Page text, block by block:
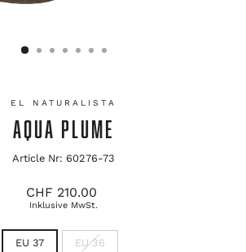
EL NATURALISTA
AQUA PLUME
Article Nr: 60276-73
Ursprünglicher
Preis
CHF 210.00
Inklusive MwSt.
EU 37 EU 36